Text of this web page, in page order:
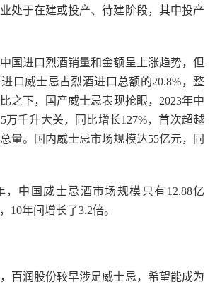
处于在建或投产、待建阶段，其中投产
国进口烈酒销量和金额呈上涨趋势，但
口威士忌占烈酒进口总额的20.8%，整
之下，国产威士忌表现抢眼，2023年中
万千升大关，同比增长127%，首次超越
量。国内威士忌市场规模达55亿元，同
，中国威士忌酒市场规模只有12.88亿
10年间增长了3.2倍。
百润股份较早涉足威士忌，希望能成为